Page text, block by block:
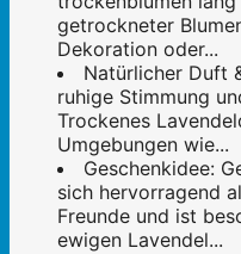
getrockneter
Dekoration oder...
Natürlicher Duft
ruhige Stimmung
Trockenes
Umgebungen wie...
Geschenkidee:
sich hervorragend
Freunde und ist
ewigen Lavendel...